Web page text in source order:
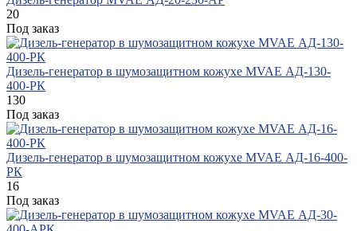
20
Под заказ
Дизель-генератор в шумозащитном кожухе MVAE АД-130-
400-РК
130
Под заказ
Дизель-генератор в шумозащитном кожухе MVAE АД-16-400-
РК
16
Под заказ